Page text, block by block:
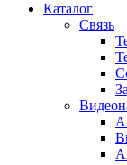
Каталог
Связь